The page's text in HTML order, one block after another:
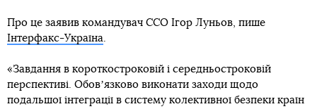
Про це заявив командувач ССО Ігор Луньов, пише
Інтерфакс-Україна
«Завдання в короткостроковій і середньостроковій
перспективі. Обовʼязково виконати заходи щодо
подальшої інтеграції в систему колективної безпеки країн